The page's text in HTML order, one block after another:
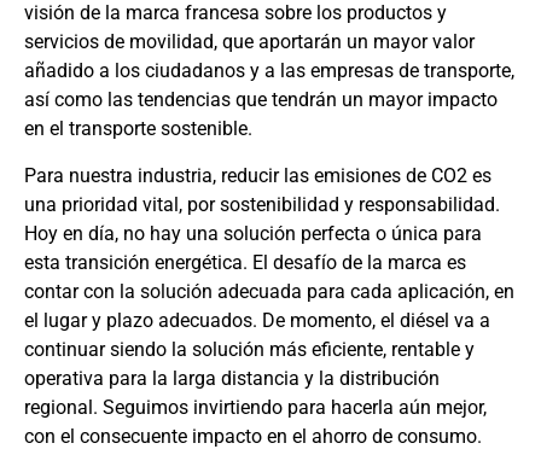
visión de la marca francesa sobre los productos y
servicios de movilidad, que aportarán un mayor valor
añadido a los ciudadanos y a las empresas de transporte,
así como las tendencias que tendrán un mayor impacto
en el transporte sostenible.
Para nuestra industria, reducir las emisiones de CO2 es
una prioridad vital, por sostenibilidad y responsabilidad.
Hoy en día, no hay una solución perfecta o única para
esta transición energética. El desafío de la marca es
contar con la solución adecuada para cada aplicación, en
el lugar y plazo adecuados. De momento, el diésel va a
continuar siendo la solución más eficiente, rentable y
operativa para la larga distancia y la distribución
regional. Seguimos invirtiendo para hacerla aún mejor,
con el consecuente impacto en el ahorro de consumo.